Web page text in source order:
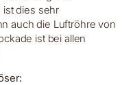
ist dies sehr
auch die Luftröhre von
ist bei allen